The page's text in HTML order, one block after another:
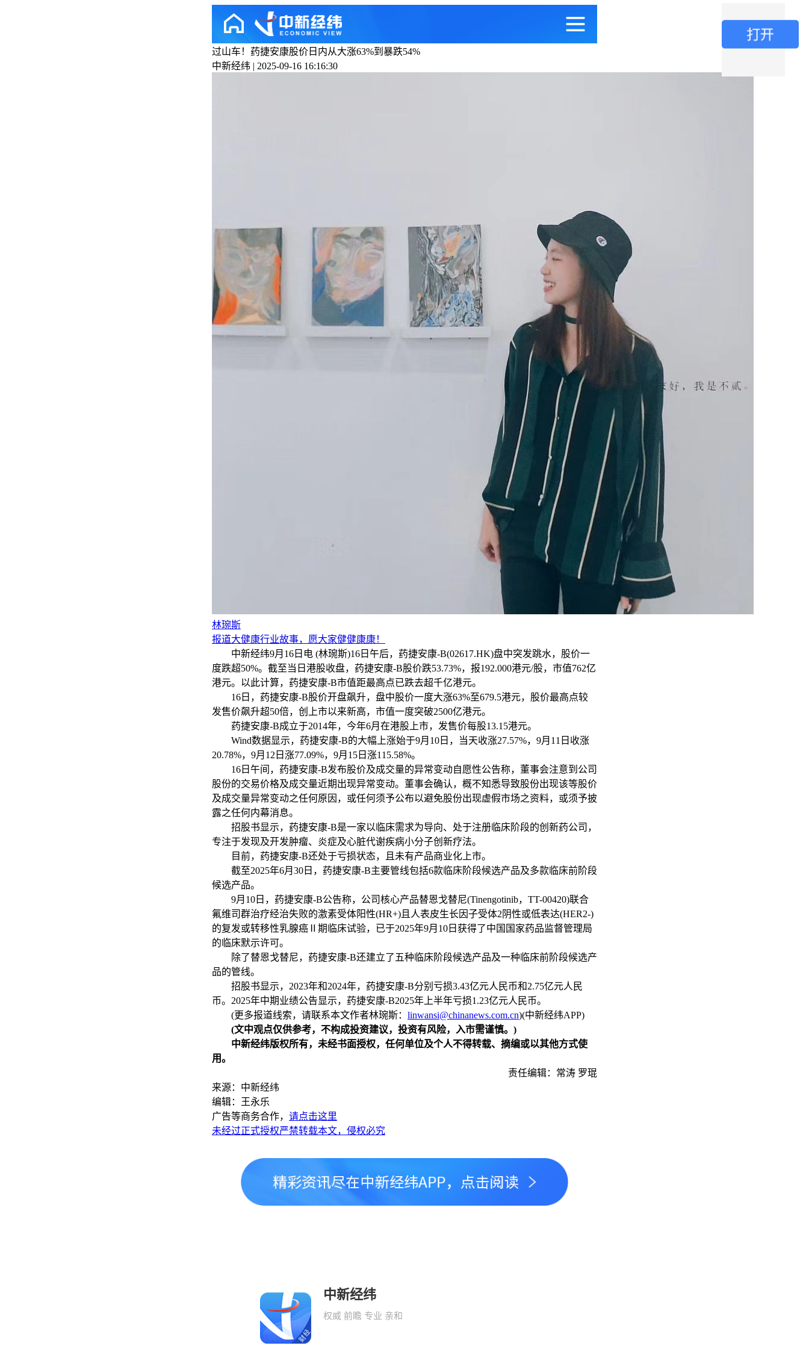
过山车！药捷安康股价日内从大涨63%到暴跌54%
中新经纬 | 2025-09-16 16:16:30
林琬斯
报道大健康行业故事，愿大家健健康康！
中新经纬9月16日电 (林琬斯)16日午后，药捷安康-B(02617.HK)盘中突发跳水，股价一
度跌超50%。截至当日港股收盘，药捷安康-B股价跌53.73%，报192.000港元/股，市值762亿
港元。以此计算，药捷安康-B市值距最高点已跌去超千亿港元。
16日，药捷安康-B股价开盘飙升，盘中股价一度大涨63%至679.5港元，股价最高点较
发售价飙升超50倍，创上市以来新高，市值一度突破2500亿港元。
药捷安康-B成立于2014年，今年6月在港股上市，发售价每股13.15港元。
Wind数据显示，药捷安康-B的大幅上涨始于9月10日，当天收涨27.57%，9月11日收涨
20.78%，9月12日涨77.09%，9月15日涨115.58%。
16日午间，药捷安康-B发布股价及成交量的异常变动自愿性公告称，董事会注意到公司
股份的交易价格及成交量近期出现异常变动。董事会确认，概不知悉导致股份出现该等股价
及成交量异常变动之任何原因，或任何须予公布以避免股份出现虚假市场之资料，或须予披
露之任何内幕消息。
招股书显示，药捷安康-B是一家以临床需求为导向、处于注册临床阶段的创新药公司，
专注于发现及开发肿瘤、炎症及心脏代谢疾病小分子创新疗法。
目前，药捷安康-B还处于亏损状态，且未有产品商业化上市。
截至2025年6月30日，药捷安康-B主要管线包括6款临床阶段候选产品及多款临床前阶段
候选产品。
9月10日，药捷安康-B公告称，公司核心产品替恩戈替尼(Tinengotinib，TT-00420)联合
氟维司群治疗经治失败的激素受体阳性(HR+)且人表皮生长因子受体2阴性或低表达(HER2-)
的复发或转移性乳腺癌Ⅱ期临床试验，已于2025年9月10日获得了中国国家药品监督管理局
的临床默示许可。
除了替恩戈替尼，药捷安康-B还建立了五种临床阶段候选产品及一种临床前阶段候选产
品的管线。
招股书显示，2023年和2024年，药捷安康-B分别亏损3.43亿元人民币和2.75亿元人民
币。2025年中期业绩公告显示，药捷安康-B2025年上半年亏损1.23亿元人民币。
(更多报道线索，请联系本文作者林琬斯： linwansi@chinanews.com.cn)(中新经纬APP)
(文中观点仅供参考，不构成投资建议，投资有风险，入市需谨慎。)
中新经纬版权所有，未经书面授权，任何单位及个人不得转载、摘编或以其他方式使
用。
责任编辑：常涛 罗琨
来源：中新经纬
编辑：王永乐
广告等商务合作， 请点击这里
未经过正式授权严禁转载本文，侵权必究
中新经纬
权威 前瞻 专业 亲和